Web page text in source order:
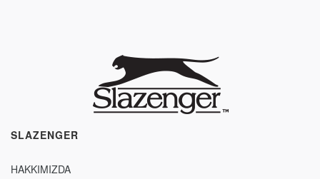
SLAZENGER
HAKKIMIZDA